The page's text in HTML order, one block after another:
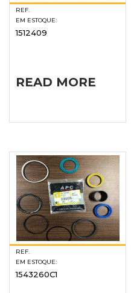
REF.
EM ESTOQUE:
1512409
READ MORE
REF.
EM ESTOQUE:
1543260C1